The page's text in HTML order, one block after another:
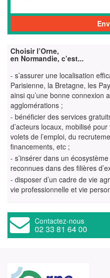
Choisir l’Orne,
en Normandie, c’est...
- s’assurer une localisation
Parisienne, la Bretagne, les
ainsi qu’une bonne connexion
agglomérations ;
- bénéficier des services
d’acteurs locaux, mobilisé
volets de l’emploi, du
financements, etc ;
- s’insérer dans un
reconnues dans des filières
- disposer d’un cadre de vie
vie professionnelle et vie
Contactez-nous
02 33 81 64 00